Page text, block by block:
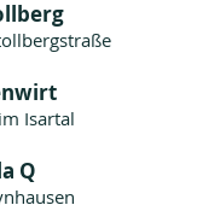
Isartal
Q